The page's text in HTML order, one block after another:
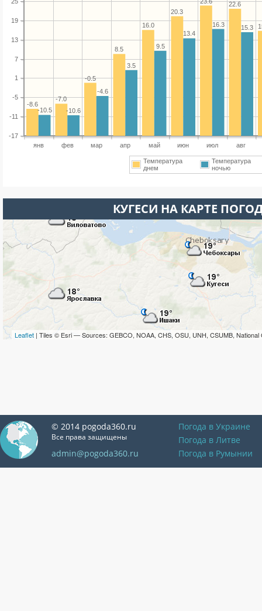
янв фев мар апр май июн июл авг
-17
-11
-5
1
7
13
19
22.6
20.3
16.0
8.5
-0.5
-7.0
-8.6
15.3
16.3
13.4
9.5
3.5
-4.6
-10.6
-10.5
Температура
днем
Температура
ночью
КУГЕСИ НА КАРТЕ
Leaflet | Tiles © Esri — Sources: GEBCO, NOAA, CHS, OSU, UNH, CSUMB, National
© 2014 pogoda360.ru
Все права защищены
admin@pogoda360.ru
Погода в Украине
Погода в Литве
Погода в Румынии